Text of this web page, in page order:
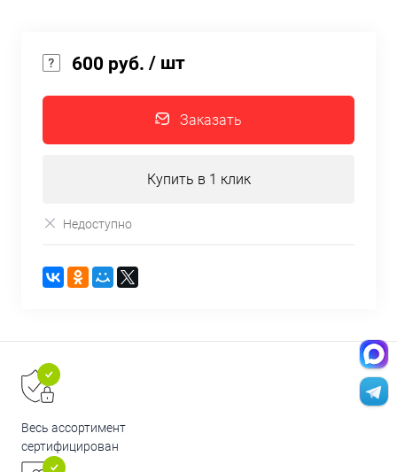
600 руб. / шт
Заказать
Купить в 1 клик
Недоступно
Весь ассортимент
сертифицирован